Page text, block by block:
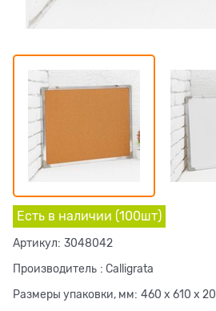
Есть в наличии (100шт)
Артикул: 3048042
Производитель : Calligrata
Размеры упаковки, мм: 460 x 610 x 20